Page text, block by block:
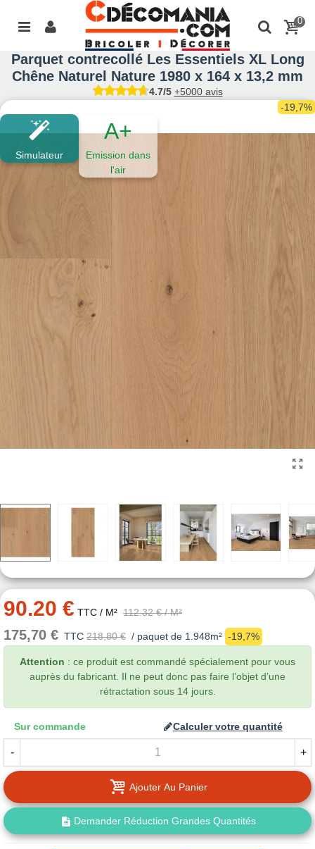
0
Parquet contrecollé Les Essentiels XL Long
Chêne Naturel Nature 1980 x 164 x 13,2 mm
4.7/5 +5000 avis
Simulateur
A+
Emission dans
l'air
-19,7%
90.20 € TTC / M² 112.32 € / M²
175,70 € TTC 218,80 € / paquet de 1.948m² -19,7%
Attention : ce produit est commandé spécialement pour vous
auprès du fabricant. Il ne peut donc pas faire l’objet d’une
rétractation sous 14 jours.
Sur commande Calculer votre quantité
- +
Ajouter Au Panier
Demander Réduction Grandes Quantités